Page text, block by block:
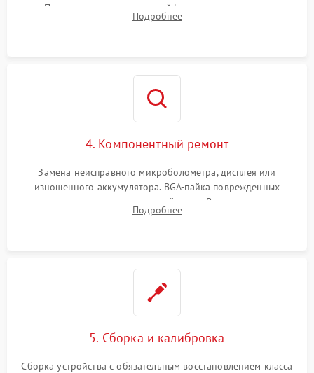
Проверка целостности шлейфов, модуля памяти и
интерфейсов связи. Выявление сгоревших SMD-компонентов
Подробнее
4. Компонентный ремонт
Замена неисправного микроболометра, дисплея или
изношенного аккумулятора. BGA-пайка поврежденных
контроллеров на материнской плате. Восстановление
разъемов и кнопок, замена поврежденных элементов
Подробнее
5. Сборка и калибровка
Сборка устройства с обязательным восстановлением класса